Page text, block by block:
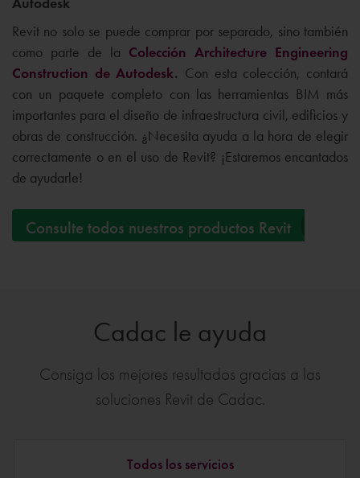
Revit no solo se puede comprar por separado, sino también
como parte de la Colección Architecture Engineering
Construction de Autodesk. Con esta colección, contará
con un paquete completo con las herramientas BIM más
importantes para el diseño de infraestructura civil, edificios y
obras de construcción. ¿Necesita ayuda a la hora de elegir
correctamente o en el uso de Revit? ¡Estaremos encantados
de ayudarle!
Consulte todos nuestros productos Revit
Cadac le ayuda
Consiga los mejores resultados gracias a las
soluciones Revit de Cadac.
Todos los servicios